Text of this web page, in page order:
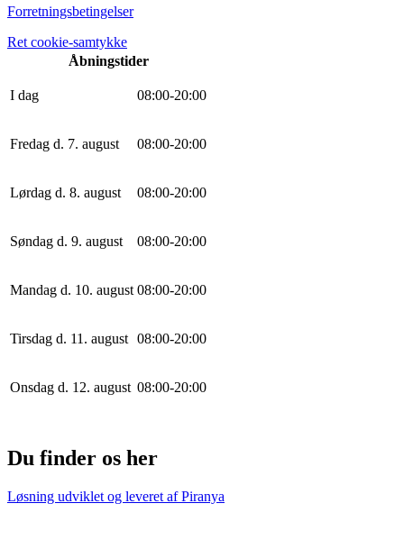
Forretningsbetingelser
Ret cookie-samtykke
Åbningstider
I dag 08:00-20:00
Fredag d. 7. august 08:00-20:00
Lørdag d. 8. august 08:00-20:00
Søndag d. 9. august 08:00-20:00
Mandag d. 10. august 08:00-20:00
Tirsdag d. 11. august 08:00-20:00
Onsdag d. 12. august 08:00-20:00
Du finder os her
Løsning udviklet og leveret afPiranya